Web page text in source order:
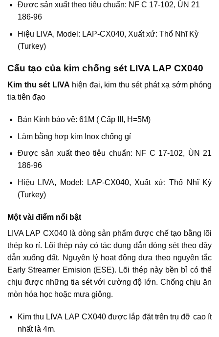
Được sản xuất theo tiêu chuẩn: NF C 17-102, ÙN 21
186-96
Hiệu LIVA, Model: LAP-CX040, Xuất xứ: Thổ Nhĩ Kỳ
(Turkey)
Cấu tạo của kim chống sét LIVA LAP CX040
Kim thu sét LIVA hiện đại, kim thu sét phát xạ sớm phóng
tia tiên đạo
Bán Kính bảo vệ: 61M ( Cấp III, H=5M)
Làm bằng hợp kim Inox chống gỉ
Được sản xuất theo tiêu chuẩn: NF C 17-102, ÙN 21
186-96
Hiệu LIVA, Model: LAP-CX040, Xuất xứ: Thổ Nhĩ Kỳ
(Turkey)
Một vài điểm nổi bật
LIVA LAP CX040 là dòng sản phẩm được chế tạo bằng lõi
thép ko rỉ. Lõi thép này có tác dụng dẫn dòng sét theo dây
dẫn xuống đất. Nguyên lý hoạt động dựa theo nguyên tắc
Early Streamer Emision (ESE). Lõi thép này bền bỉ có thể
chịu được những tia sét với cường độ lớn. Chống chịu ăn
mòn hóa học hoặc mưa giông.
Kim thu LIVA LAP CX040 được lắp đặt trên trụ đỡ cao ít
nhất là 4m.